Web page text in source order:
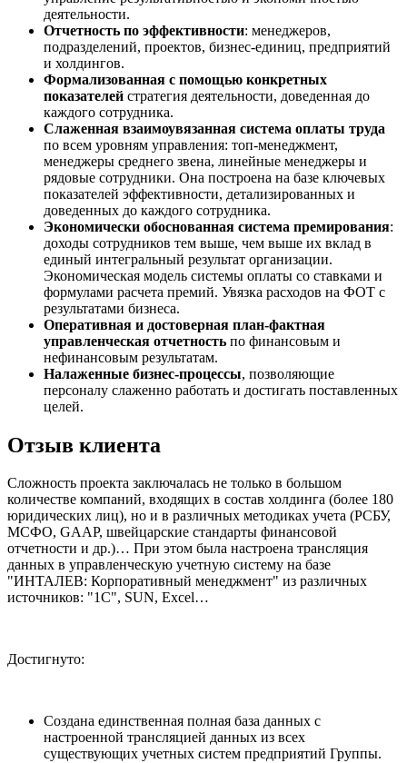
деятельности.
Отчетность по эффективности: менеджеров,
подразделений, проектов, бизнес-единиц, предприятий
и холдингов.
Формализованная с помощью конкретных
показателей стратегия деятельности, доведенная до
каждого сотрудника.
Слаженная взаимоувязанная система оплаты труда
по всем уровням управления: топ-менеджмент,
менеджеры среднего звена, линейные менеджеры и
рядовые сотрудники. Она построена на базе ключевых
показателей эффективности, детализированных и
доведенных до каждого сотрудника.
Экономически обоснованная система премирования:
доходы сотрудников тем выше, чем выше их вклад в
единый интегральный результат организации.
Экономическая модель системы оплаты со ставками и
формулами расчета премий. Увязка расходов на ФОТ с
результатами бизнеса.
Оперативная и достоверная план-фактная
управленческая отчетность по финансовым и
нефинансовым результатам.
Налаженные бизнес-процессы, позволяющие
персоналу слаженно работать и достигать поставленных
целей.
Отзыв клиента
Сложность проекта заключалась не только в большом
количестве компаний, входящих в состав холдинга (более 180
юридических лиц), но и в различных методиках учета (РСБУ,
МСФО, GAAP, швейцарские стандарты финансовой
отчетности и др.)… При этом была настроена трансляция
данных в управленческую учетную систему на базе
"ИНТАЛЕВ: Корпоративный менеджмент" из различных
источников: "1С", SUN, Excel…
Достигнуто:
Создана единственная полная база данных с
настроенной трансляцией данных из всех
существующих учетных систем предприятий Группы.